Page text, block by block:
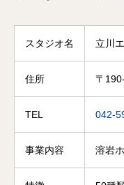
スタジオ名 立川
住所 〒
TEL 042-
事業内容 溶岩